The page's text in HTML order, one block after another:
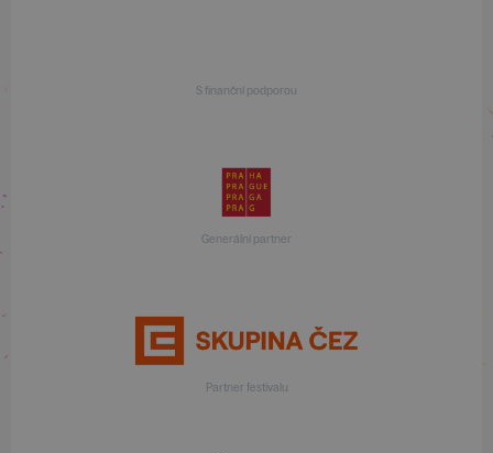
S finanční podporou
Generální partner
Partner festivalu